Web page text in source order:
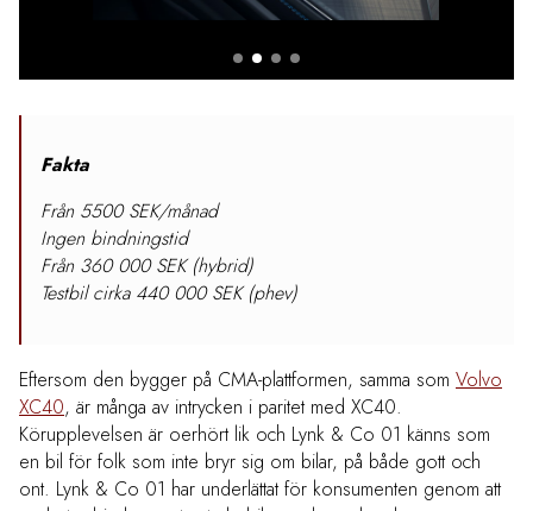
Fakta
Från 5500 SEK/månad
Ingen bindningstid
Från 360 000 SEK (hybrid)
Testbil cirka 440 000 SEK (phev)
Eftersom den bygger på CMA-plattformen, samma som Volvo
XC40, är många av intrycken i paritet med XC40.
Körupplevelsen är oerhört lik och Lynk & Co 01 känns som
en bil för folk som inte bryr sig om bilar, på både gott och
ont. Lynk & Co 01 har underlättat för konsumenten genom att